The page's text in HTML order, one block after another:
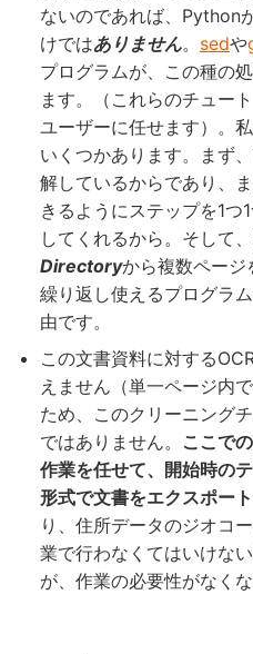
ないのであれば、Python
けではありません。 sedや
プログラムが、この種の
ます。（これらのチュー
ユーザーに任せます）。
いくつかあります。まず
解しているからであり、
きるようにステップを1つ
してくれるから。そして
Directoryから複数ページ
繰り返し使えるプログラ
由です。
この文書資料に対する
えません（単一ページ内
ため、このクリーニング
ではありません。 ここで
作業を任せて、開始時の
形式で文書をエクスポート
り、住所データのジオコ
業で行わなくてはいけな
が、作業の必要性がなく